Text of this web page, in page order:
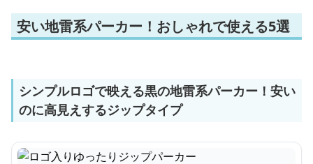
安い地雷系パーカー！おしゃれで使える5選
シンプルロゴで映える黒の地雷系パーカー！安い
のに高見えするジップタイプ